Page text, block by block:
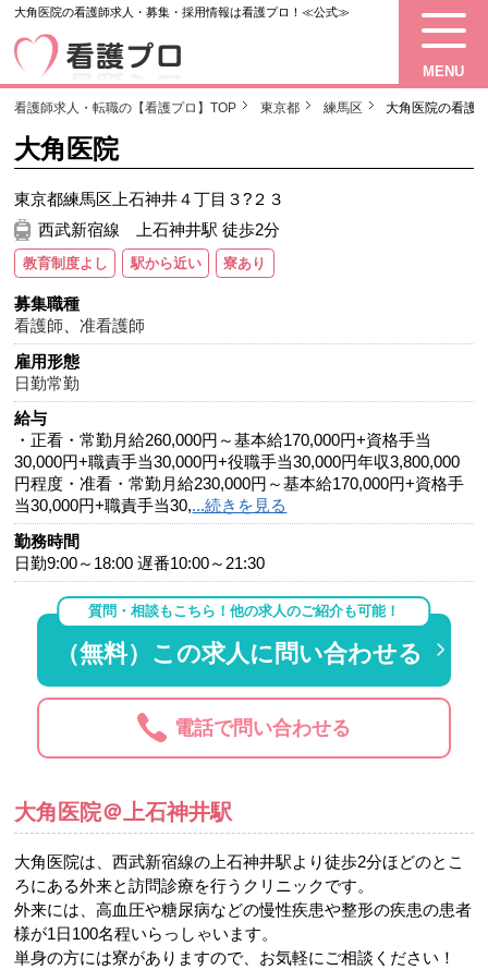
大角医院の看護師求人・募集・採用情報は看護プロ！≪公式≫
MENU
看護師求人・転職の【看護プロ】TOP 東京都 練馬区 大角医院の看護
大角医院
東京都練馬区上石神井４丁目３?２３
西武新宿線 上石神井駅 徒歩2分
教育制度よし 駅から近い 寮あり
募集職種
看護師 、准看護師
雇用形態
日勤常勤
給与
・正看・常勤月給260,000円～基本給170,000円+資格手当
30,000円+職責手当30,000円+役職手当30,000円年収3,800,000
円程度・准看・常勤月給230,000円～基本給170,000円+資格手
当30,000円+職責手当30,...続きを見る
勤務時間
日勤9:00～18:00 遅番10:00～21:30
質問・相談もこちら！他の求人のご紹介も可能！
（無料）この求人に問い合わせる
電話で問い合わせる
大角医院＠上石神井駅
大角医院は、西武新宿線の上石神井駅より徒歩2分ほどのとこ
ろにある外来と訪問診療を行うクリニックです。
外来には、高血圧や糖尿病などの慢性疾患や整形の疾患の患者
様が1日100名程いらっしゃいます。
単身の方には寮がありますので、お気軽にご相談ください！